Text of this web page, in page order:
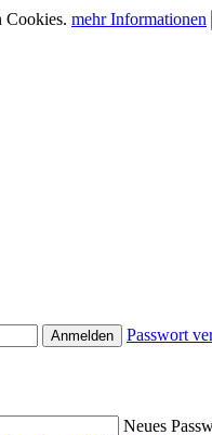
Cookies. mehr Informationen
Anmelden
Passwort
Neues